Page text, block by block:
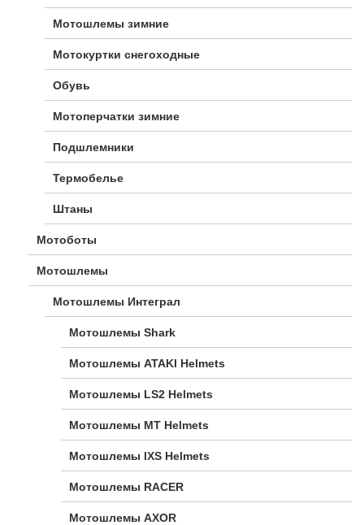
Мотошлемы зимние
Мотокуртки снегоходные
Обувь
Мотоперчатки зимние
Подшлемники
Термобелье
Штаны
Мотоботы
Мотошлемы
Мотошлемы Интеграл
Мотошлемы Shark
Мотошлемы ATAKI Helmets
Мотошлемы LS2 Helmets
Мотошлемы MT Helmets
Мотошлемы IXS Helmets
Мотошлемы RACER
Мотошлемы AXOR